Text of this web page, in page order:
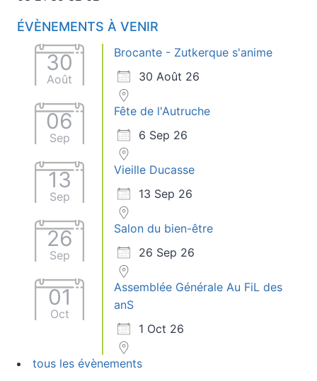
ÉVÈNEMENTS À VENIR
30
Août
Brocante - Zutkerque s'anime
30 Août 26
06
Sep
Fête de l'Autruche
6 Sep 26
13
Sep
Vieille Ducasse
13 Sep 26
26
Sep
Salon du bien-être
26 Sep 26
01
Oct
Assemblée Générale Au FiL des
anS
1 Oct 26
tous les évènements